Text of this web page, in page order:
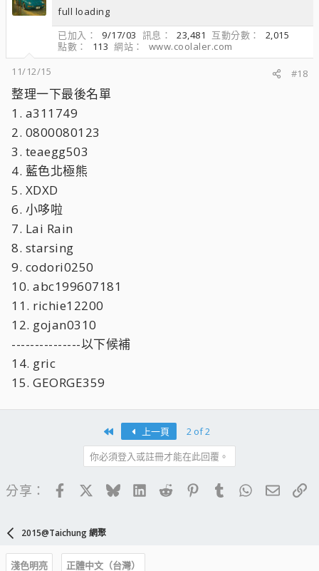
full loading
已加入
9/17/03 訊息 23,481 互動分數
2,015
點數
113 網站
www.coolaler.com
11/12/15
#18
整理一下最後名單
1. a311749
2. 0800080123
3. teaegg503
4. 藍色北極熊
5. XDXD
6. 小哆啦
7. Lai Rain
8. starsing
9. codori0250
10. abc199607181
11. richie12200
12. gojan0310
---------------以下候補
14. gric
15. GEORGE359
上一頁
2 of 2
你必須登入或註冊才能在此回覆。
分享： FacebookBlueskyLinkedIn
Reddit PinterestTumblrWhatsApp
電子
2015@Taichung 網聚
淺色明亮
正體中文（台灣）